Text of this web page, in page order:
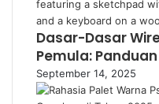
Dasar-Dasar
Pemula:
September 14, 2025